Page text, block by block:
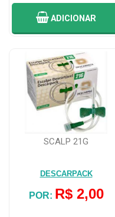
ADICIONAR
SCALP 21G
DESCARPACK
POR: R$ 2,00